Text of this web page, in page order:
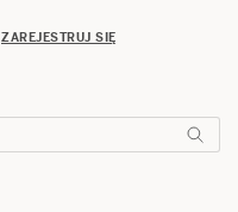
ZAREJESTRUJ SIĘ